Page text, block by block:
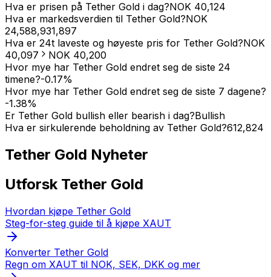
Hva er prisen på Tether Gold i dag?NOK 40,124
Hva er markedsverdien til Tether Gold?NOK
24,588,931,897
Hva er 24t laveste og høyeste pris for Tether Gold?NOK
40,097
NOK 40,200
Hvor mye har Tether Gold endret seg de siste 24
timene?-0.17%
Hvor mye har Tether Gold endret seg de siste 7 dagene?
-1.38%
Er Tether Gold bullish eller bearish i dag?Bullish
Hva er sirkulerende beholdning av Tether Gold?612,824
Tether Gold Nyheter
Utforsk Tether Gold
Hvordan kjøpe Tether Gold
Steg-for-steg guide til å kjøpe XAUT
Konverter Tether Gold
Regn om XAUT til NOK, SEK, DKK og mer